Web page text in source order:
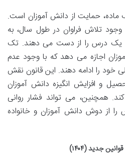
حمایت از دانش آموزان است.
وجود تلاش فراوان در طول سال، به
یک درس را از دست می دهند. تک
اجازه می دهد که با وجود عدم
را ادامه دهند. این قانون نقش
و افزایش انگیزه دانش آموزان
همچنین، می تواند فشار روانی
از دوش دانش آموزان و خانواده
جدید (۱۴۰۴)